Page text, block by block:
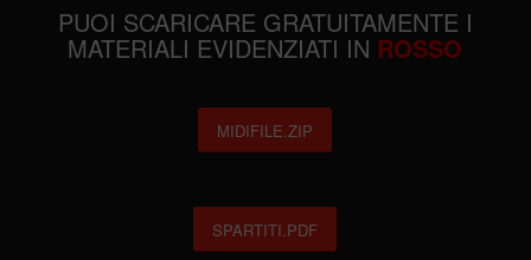
PUOI SCARICARE GRATUITAMENTE I
MATERIALI EVIDENZIATI IN ROSSO
MIDIFILE.ZIP
SPARTITI.PDF